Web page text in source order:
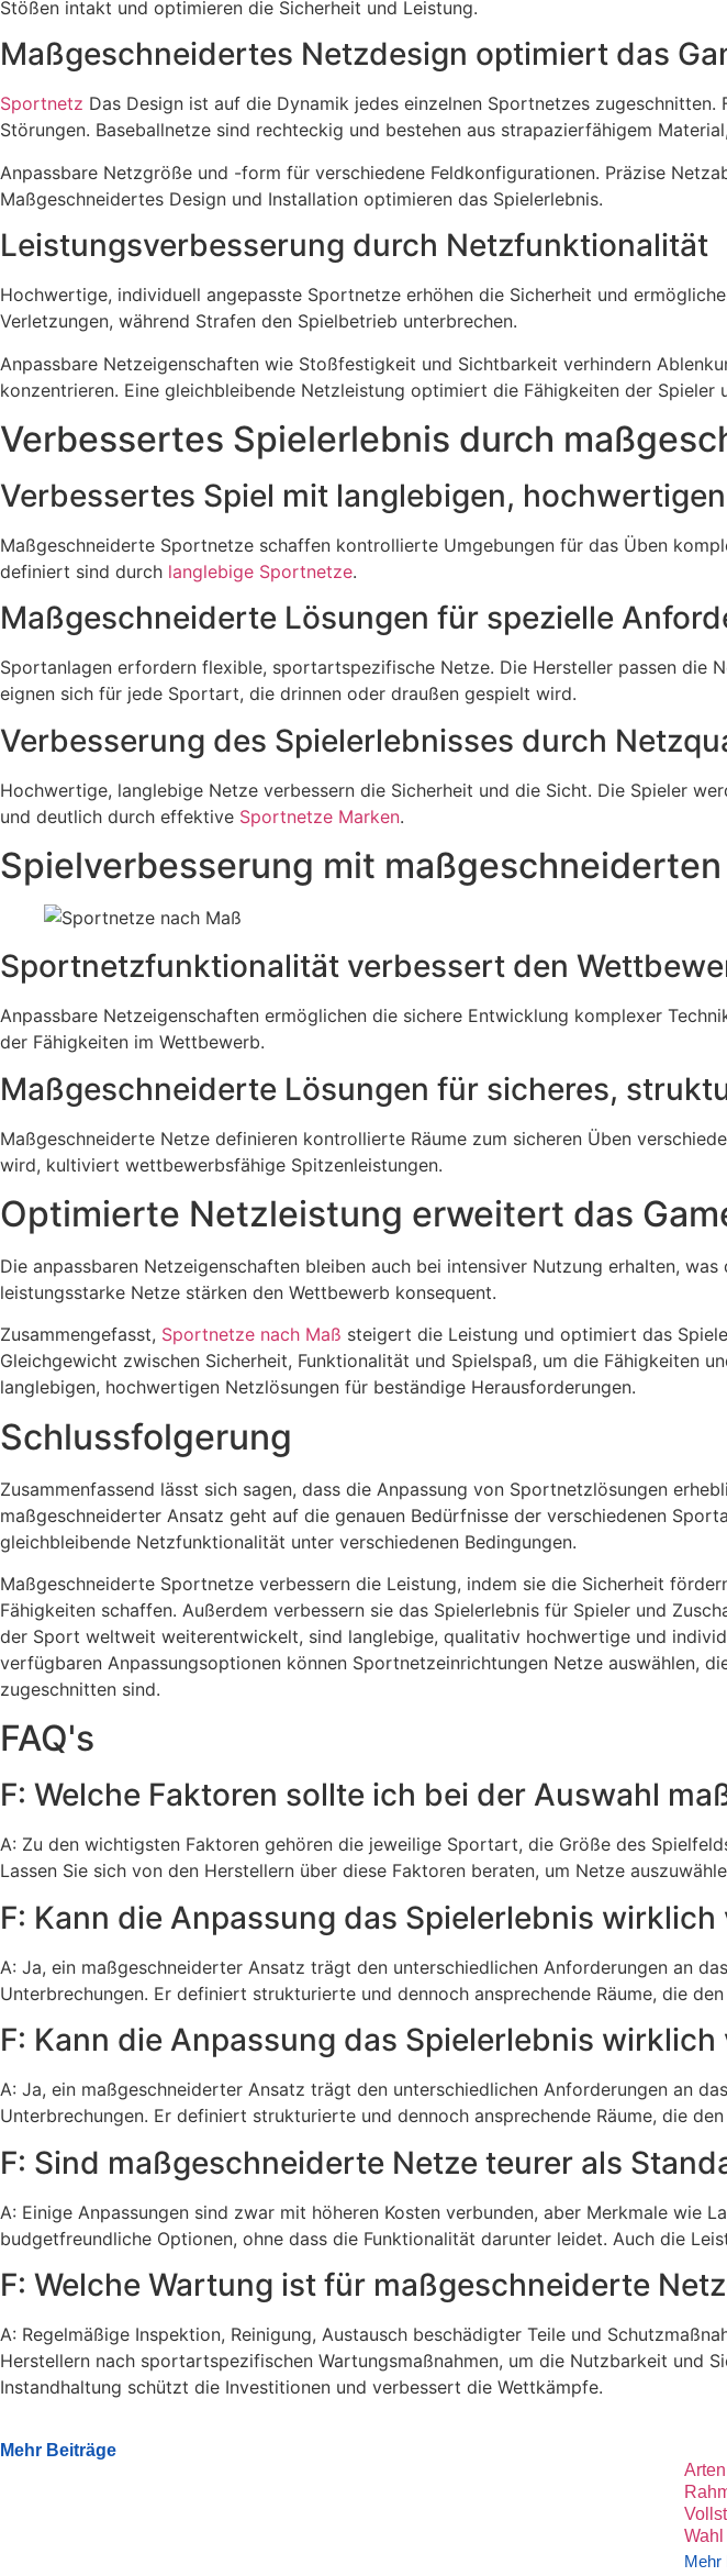
Stößen intakt und optimieren die Sicherheit und Leistung.
Maßgeschneidertes Netzdesign optimiert das
Sportnetz Das Design ist auf die Dynamik jedes einzelnen Sportnetzes
Störungen. Baseballnetze sind rechteckig und bestehen aus strapazierfähigem
Anpassbare Netzgröße und -form für verschiedene Feldkonfigurationen. Präzise
Maßgeschneidertes Design und Installation optimieren das Spielerlebnis.
Leistungsverbesserung durch Netzfunktionalität
Hochwertige, individuell angepasste Sportnetze erhöhen die Sicherheit und
Verletzungen, während Strafen den Spielbetrieb unterbrechen.
Anpassbare Netzeigenschaften wie Stoßfestigkeit und Sichtbarkeit verhindern
konzentrieren. Eine gleichbleibende Netzleistung optimiert die Fähigkeiten der Spieler
Verbessertes Spielerlebnis durch
Verbessertes Spiel mit langlebigen,
Maßgeschneiderte Sportnetze schaffen kontrollierte Umgebungen für das Üben
definiert sind durch langlebige Sportnetze.
Maßgeschneiderte Lösungen für spezielle
Sportanlagen erfordern flexible, sportartspezifische Netze. Die Hersteller passen die
eignen sich für jede Sportart, die drinnen oder draußen gespielt wird.
Verbesserung des Spielerlebnisses durch
Hochwertige, langlebige Netze verbessern die Sicherheit und die Sicht. Die Spieler
und deutlich durch effektive Sportnetze Marken.
Spielverbesserung mit
Sportnetzfunktionalität verbessert den
Anpassbare Netzeigenschaften ermöglichen die sichere Entwicklung komplexer
der Fähigkeiten im Wettbewerb.
Maßgeschneiderte Lösungen für sicheres,
Maßgeschneiderte Netze definieren kontrollierte Räume zum sicheren Üben
wird, kultiviert wettbewerbsfähige Spitzenleistungen.
Optimierte Netzleistung erweitert das
Die anpassbaren Netzeigenschaften bleiben auch bei intensiver Nutzung erhalten,
leistungsstarke Netze stärken den Wettbewerb konsequent.
Zusammengefasst, Sportnetze nach Maß steigert die Leistung und optimiert das
Gleichgewicht zwischen Sicherheit, Funktionalität und Spielspaß, um die Fähigkeiten
langlebigen, hochwertigen Netzlösungen für beständige Herausforderungen.
Schlussfolgerung
Zusammenfassend lässt sich sagen, dass die Anpassung von Sportnetzlösungen
maßgeschneiderter Ansatz geht auf die genauen Bedürfnisse der verschiedenen
gleichbleibende Netzfunktionalität unter verschiedenen Bedingungen.
Maßgeschneiderte Sportnetze verbessern die Leistung, indem sie die Sicherheit
Fähigkeiten schaffen. Außerdem verbessern sie das Spielerlebnis für Spieler und
der Sport weltweit weiterentwickelt, sind langlebige, qualitativ hochwertige und
verfügbaren Anpassungsoptionen können Sportnetzeinrichtungen Netze auswählen,
zugeschnitten sind.
FAQ's
F: Welche Faktoren sollte ich bei der Auswahl
A: Zu den wichtigsten Faktoren gehören die jeweilige Sportart, die Größe des
Lassen Sie sich von den Herstellern über diese Faktoren beraten, um Netze
F: Kann die Anpassung das Spielerlebnis wirklich
A: Ja, ein maßgeschneiderter Ansatz trägt den unterschiedlichen Anforderungen an
Unterbrechungen. Er definiert strukturierte und dennoch ansprechende Räume, die
F: Kann die Anpassung das Spielerlebnis wirklich
A: Ja, ein maßgeschneiderter Ansatz trägt den unterschiedlichen Anforderungen an
Unterbrechungen. Er definiert strukturierte und dennoch ansprechende Räume, die
F: Sind maßgeschneiderte Netze teurer als
A: Einige Anpassungen sind zwar mit höheren Kosten verbunden, aber Merkmale wie
budgetfreundliche Optionen, ohne dass die Funktionalität darunter leidet. Auch die
F: Welche Wartung ist für maßgeschneiderte
A: Regelmäßige Inspektion, Reinigung, Austausch beschädigter Teile und
Herstellern nach sportartspezifischen Wartungsmaßnahmen, um die Nutzbarkeit und
Instandhaltung schützt die Investitionen und verbessert die Wettkämpfe.
Mehr Beiträge
Mehr